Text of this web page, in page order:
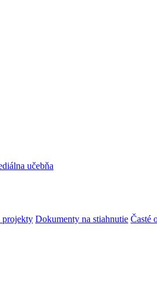
učebňa
projekty Dokumenty na stiahnutie Časté